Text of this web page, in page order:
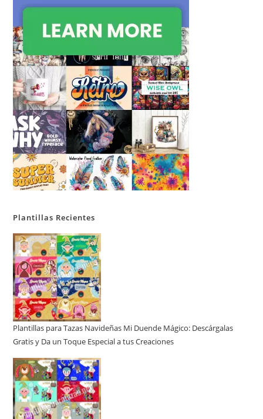
Plantillas Recientes
Plantillas para Tazas Navideñas Mi Duende Mágico: Descárgalas
Gratis y Da un Toque Especial a tus Creaciones